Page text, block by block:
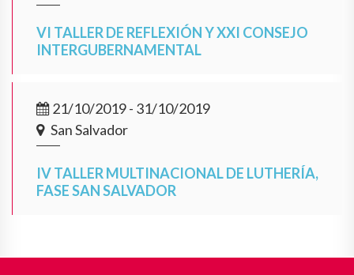
VI TALLER DE REFLEXIÓN Y XXI CONSEJO
INTERGUBERNAMENTAL
21/10/2019 - 31/10/2019
San Salvador
IV TALLER MULTINACIONAL DE LUTHERÍA,
FASE SAN SALVADOR